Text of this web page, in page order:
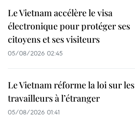
Le Vietnam accélère le visa
électronique pour protéger ses
citoyens et ses visiteurs
05/08/2026 02:45
Le Vietnam réforme la loi sur les
travailleurs à l’étranger
05/08/2026 01:41